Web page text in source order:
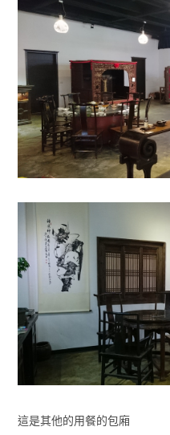
這是其他的用餐的包廂